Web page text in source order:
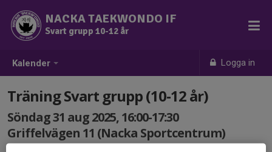
Kalender Logga in
NACKA TAEKWONDO IF
Svart grupp 10-12 år
Träning Svart grupp (10-12 år)
Söndag 31 aug 2025, 16:00-17:30
Griffelvägen 11 (Nacka Sportcentrum)